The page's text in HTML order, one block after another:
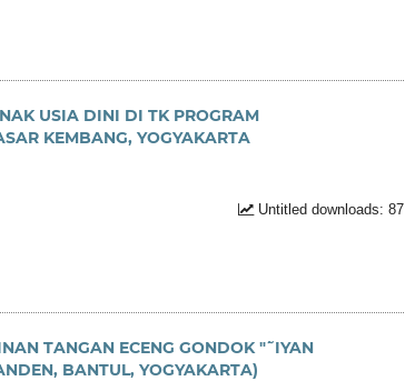
USIA DINI DI TK PROGRAM
KEMBANG, YOGYAKARTA
Untitled downloads: 87
TANGAN ECENG GONDOK "˜IYAN
BANTUL, YOGYAKARTA)